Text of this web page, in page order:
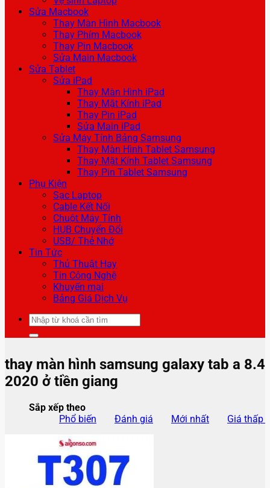
Sửa Macbook
Thay Màn Hình Macbook
Thay Phím Macbook
Thay Pin Macbook
Sửa Main Macbook
Sửa Tablet
Sửa iPad
Thay Màn Hình iPad
Thay Mặt Kính iPad
Thay Pin iPad
Sửa Main iPad
Sửa Máy Tính Bảng Samsung
Thay Màn Hình Tablet Samsung
Thay Mặt Kính Tablet Samsung
Thay Pin Tablet Samsung
Phụ Kiện
Sạc Laptop
Cable Kết Nối
Chuột Máy Tính
HUB Chuyển Đổi
USB/ Thẻ Nhớ
Tin Tức
Thủ Thuật Hay
Tin Công Nghệ
Khuyến mại
Bảng Giá Dịch Vụ
Tìm
kiếm:
thay màn hình samsung galaxy tab a 8.4
2020 ở tiền giang
Sắp xếp theo
Phổ biến
Đánh giá Mới nhất Giá thấp